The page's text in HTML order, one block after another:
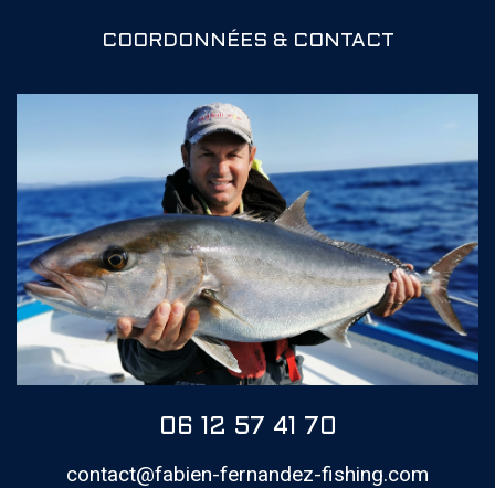
COORDONNÉES & CONTACT
06 12 57 41 70
contact@fabien-fernandez-fishing.com